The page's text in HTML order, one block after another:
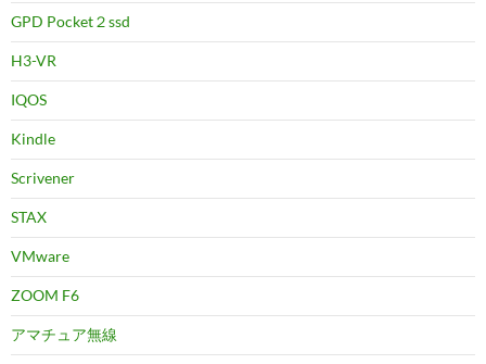
GPD Pocket２ssd
H3-VR
IQOS
Kindle
Scrivener
STAX
VMware
ZOOM F6
アマチュア無線